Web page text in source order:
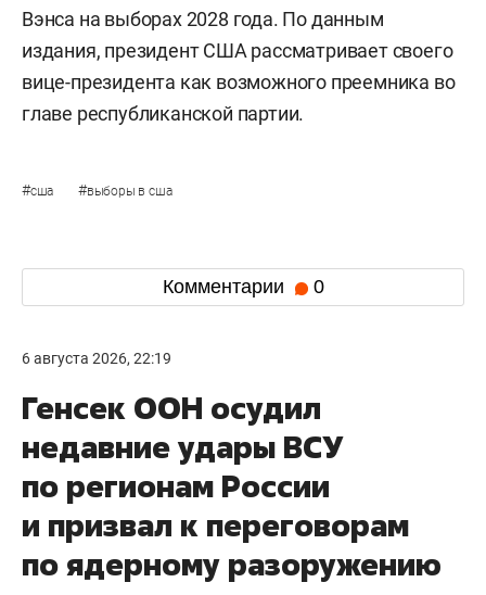
Вэнса на выборах 2028 года. По данным
издания, президент США рассматривает своего
вице-президента как возможного преемника во
главе республиканской партии.
#сша #выборы в сша
Комментарии 0
6 августа 2026, 22:19
Генсек ООН осудил
недавние удары ВСУ
по регионам России
и призвал к переговорам
по ядерному разоружению